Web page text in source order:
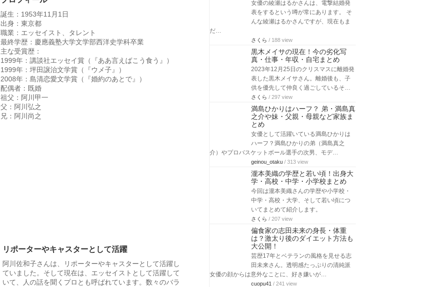
誕生：1953年11月1日
出身：東京都
職業：エッセイスト、タレント
最終学歴：慶應義塾大学文学部西洋史学科卒業
主な受賞歴：
1999年：講談社エッセイ賞（『ああ言えばこう食う』）
1999年：坪田譲治文学賞（『ウメ子』）
2008年：島清恋愛文学賞（『婚約のあとで』）
配偶者：既婚
祖父：阿川甲一
父：阿川弘之
兄：阿川尚之
リポーターやキャスターとして活躍
阿川佐和子さんは、リポーターやキャスターとして活躍し
ていました。そして現在は、エッセイストとして活躍して
いて、人の話を聞くプロとも呼ばれています。数々のバラ
女優の綾瀬はるかさんは、電撃結婚発
表をするという噂が常にあります。 そ
んな綾瀬はるかさんですが、現在もま
だ…
さくら / 188 view
黒木メイサの現在！今の劣化写
真・仕事・年収・自宅まとめ
2023年12月25日のクリスマスに離婚発
表した黒木メイサさん。離婚後も、子
供を優先して仲良く過ごしているそ…
さくら / 297 view
満島ひかりはハーフ？ 弟・満島真
之介や妹・父親・母親など家族ま
とめ
女優として活躍いている満島ひかりは
ハーフ？満島ひかりの弟（満島真之
介）やプロバスケットボール選手の次男、モデ…
geinou_otaku / 313 view
瀧本美織の学歴と若い頃！出身大
学・高校・中学・小学校まとめ
今回は瀧本美織さんの学歴や小学校・
中学・高校・大学、そして若い頃につ
いてまとめて紹介します。
さくら / 207 view
偏食家の志田未来の身長・体重
は？激太り後のダイエット方法も
大公開！
芸歴17年とベテランの風格を見せる志
田未来さん。透明感たっぷりの清純派
女優の顔からは意外なことに、好き嫌いが…
cuopu41 / 241 view